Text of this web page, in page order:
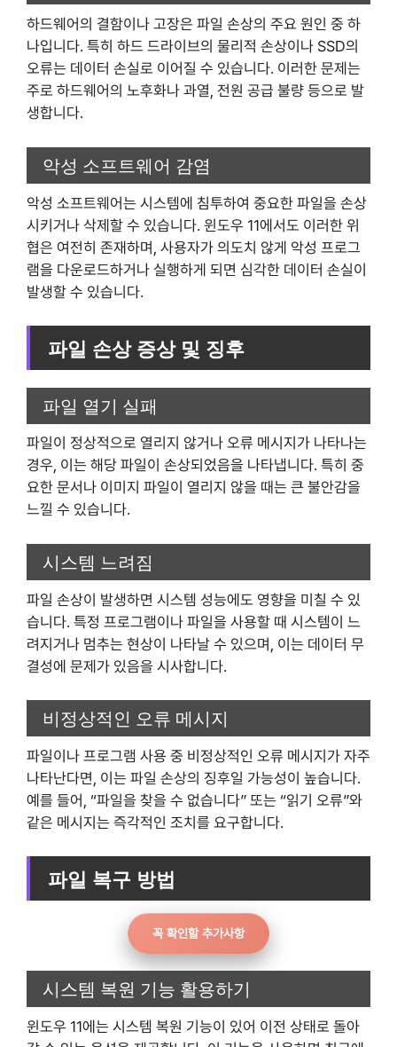
하드웨어의 결함이나 고장은 파일 손상의 주요 원인 중 하
나입니다. 특히 하드 드라이브의 물리적 손상이나 SSD의
오류는 데이터 손실로 이어질 수 있습니다. 이러한 문제는
주로 하드웨어의 노후화나 과열, 전원 공급 불량 등으로 발
생합니다.
악성 소프트웨어 감염
악성 소프트웨어는 시스템에 침투하여 중요한 파일을 손상
시키거나 삭제할 수 있습니다. 윈도우 11에서도 이러한 위
협은 여전히 존재하며, 사용자가 의도치 않게 악성 프로그
램을 다운로드하거나 실행하게 되면 심각한 데이터 손실이
발생할 수 있습니다.
파일 손상 증상 및 징후
파일 열기 실패
파일이 정상적으로 열리지 않거나 오류 메시지가 나타나는
경우, 이는 해당 파일이 손상되었음을 나타냅니다. 특히 중
요한 문서나 이미지 파일이 열리지 않을 때는 큰 불안감을
느낄 수 있습니다.
시스템 느려짐
파일 손상이 발생하면 시스템 성능에도 영향을 미칠 수 있
습니다. 특정 프로그램이나 파일을 사용할 때 시스템이 느
려지거나 멈추는 현상이 나타날 수 있으며, 이는 데이터 무
결성에 문제가 있음을 시사합니다.
비정상적인 오류 메시지
파일이나 프로그램 사용 중 비정상적인 오류 메시지가 자주
나타난다면, 이는 파일 손상의 징후일 가능성이 높습니다.
예를 들어, “파일을 찾을 수 없습니다” 또는 “읽기 오류”와
같은 메시지는 즉각적인 조치를 요구합니다.
파일 복구 방법
꼭 확인할 추가사항
시스템 복원 기능 활용하기
윈도우 11에는 시스템 복원 기능이 있어 이전 상태로 돌아